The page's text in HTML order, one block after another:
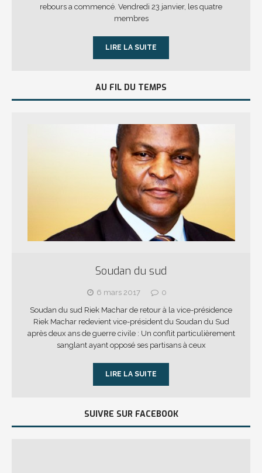
rebours a commencé. Vendredi 23 janvier, les quatre
membres
LIRE LA SUITE
AU FIL DU TEMPS
Soudan du sud
6 mars 2017
0
Soudan du sud Riek Machar de retour à la vice-présidence
Riek Machar redevient vice-président du Soudan du Sud
après deux ans de guerre civile : Un conflit particulièrement
sanglant ayant opposé ses partisans à ceux
LIRE LA SUITE
SUIVRE SUR FACEBOOK